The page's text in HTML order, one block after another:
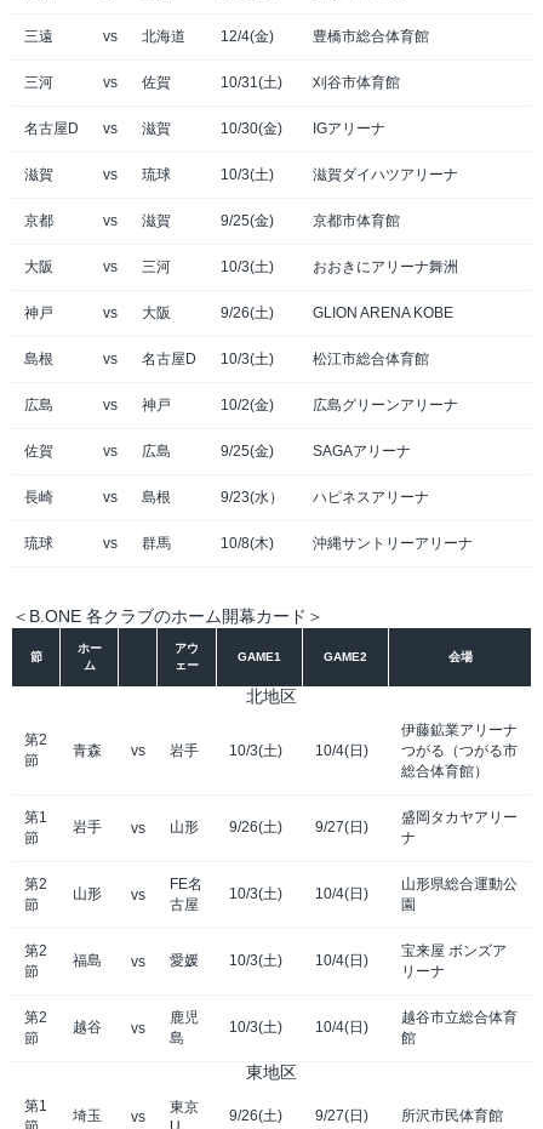
三遠 vs 北海道 12/4(金) 豊橋市総合体育館
三河 vs 佐賀 10/31(土) 刈谷市体育館
名古屋D vs 滋賀 10/30(金) IGアリーナ
滋賀 vs 琉球 10/3(土) 滋賀ダイハツアリーナ
京都 vs 滋賀 9/25(金) 京都市体育館
大阪 vs 三河 10/3(土) おおきにアリーナ舞洲
神戸 vs 大阪 9/26(土) GLION ARENA KOBE
島根 vs 名古屋D 10/3(土) 松江市総合体育館
広島 vs 神戸 10/2(金) 広島グリーンアリーナ
佐賀 vs 広島 9/25(金) SAGAアリーナ
長崎 vs 島根 9/23(水） ハピネスアリーナ
琉球 vs 群馬 10/8(木) 沖縄サントリーアリーナ
＜B.ONE 各クラブのホーム開幕カード＞
節
ホー
ム
アウ
ェー
GAME1 GAME2 会場
北地区
第2
節
青森 vs 岩手 10/3(土) 10/4(日)
伊藤鉱業アリーナ
つがる（つがる市
総合体育館）
第1
節
岩手 vs 山形 9/26(土) 9/27(日)
盛岡タカヤアリー
ナ
第2
節
山形 vs
FE名
古屋
10/3(土) 10/4(日)
山形県総合運動公
園
第2
節
福島 vs 愛媛 10/3(土) 10/4(日)
宝来屋 ボンズア
リーナ
第2
節
越谷 vs
鹿児
島
10/3(土) 10/4(日)
越谷市立総合体育
館
東地区
第1
埼玉 vs
東京
9/26(土) 9/27(日) 所沢市民体育館